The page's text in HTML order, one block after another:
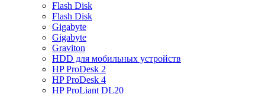
Flash Disk
Flash Disk
Gigabyte
Gigabyte
Graviton
HDD для мобильных устройств
HP ProDesk 2
HP ProDesk 4
HP ProLiant DL20